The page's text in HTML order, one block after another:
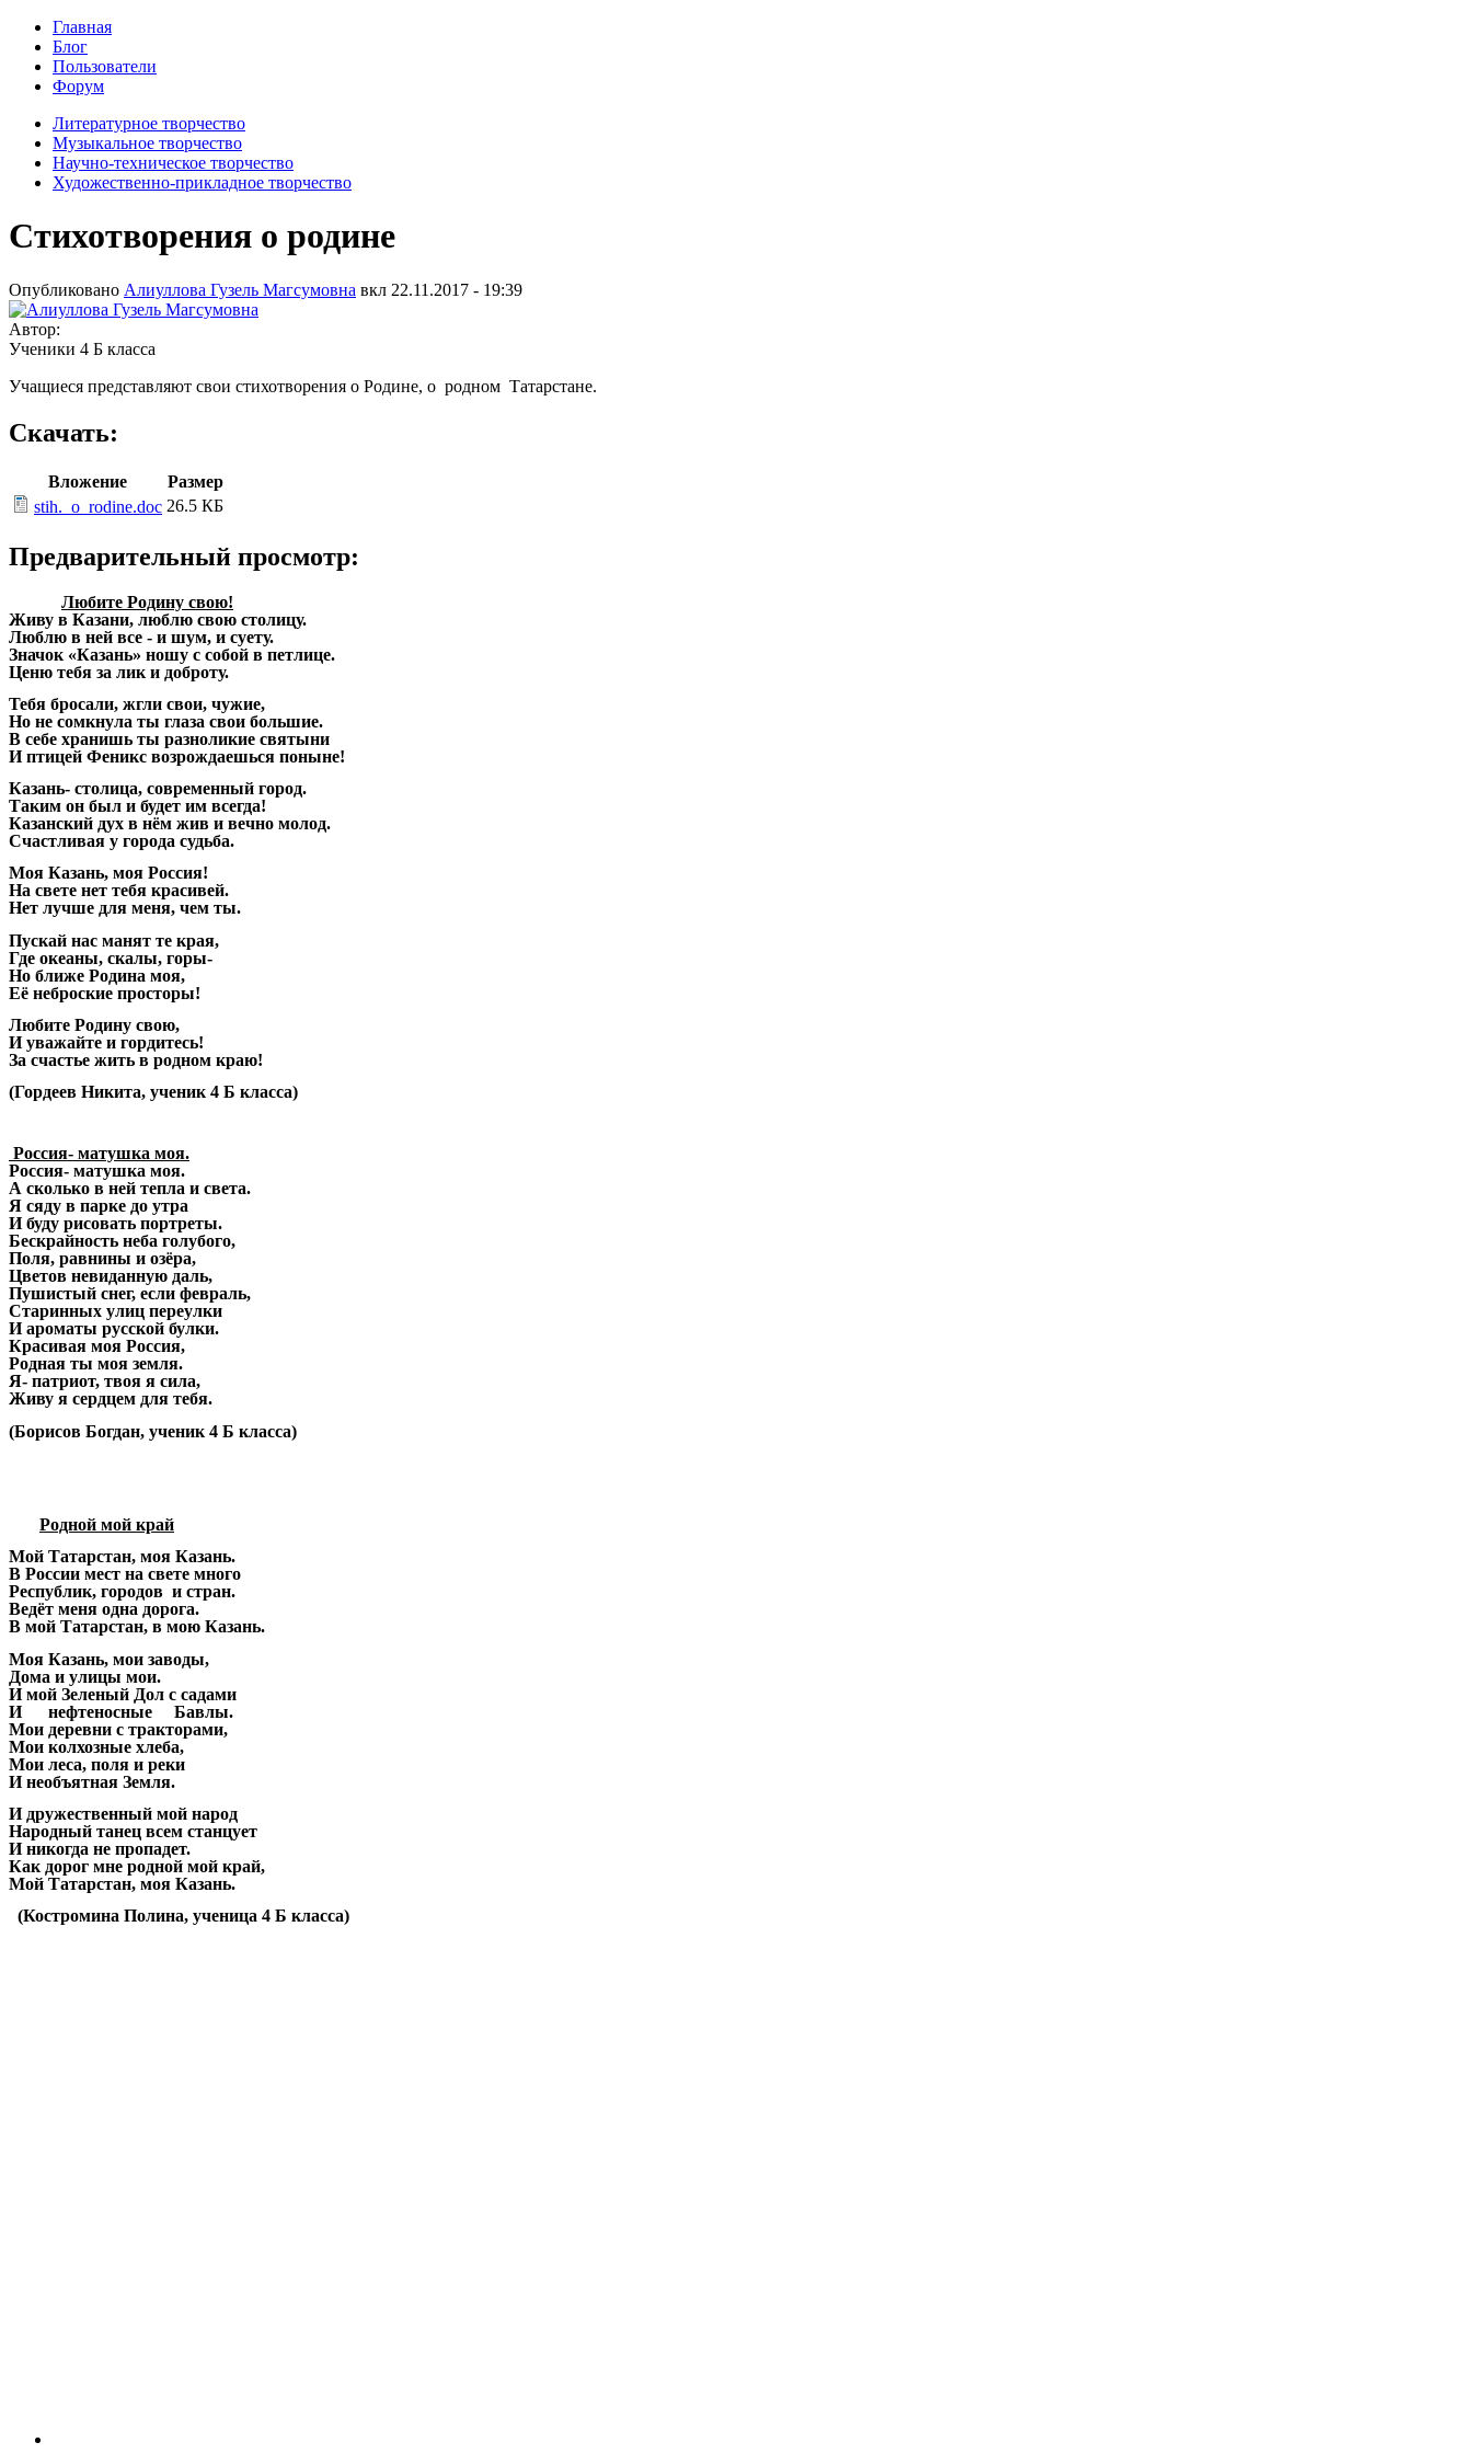
Главная
Блог
Пользователи
Форум
Литературное творчество
Музыкальное творчество
Научно-техническое творчество
Художественно-прикладное творчество
Стихотворения о родине
Опубликовано Алиуллова Гузель Магсумовна вкл 22.11.2017 - 19:39
Автор:
Ученики 4 Б класса
Учащиеся представляют свои стихотворения о Родине, о родном Татарстане.
Скачать:
Вложение
Размер
stih._o_rodine.doc 26.5 КБ
Предварительный просмотр:
Любите Родину свою!
Живу в Казани, люблю свою столицу.
Люблю в ней все - и шум, и суету.
Значок «Казань» ношу с собой в петлице.
Ценю тебя за лик и доброту.
Тебя бросали, жгли свои, чужие,
Но не сомкнула ты глаза свои большие.
В себе хранишь ты разноликие святыни
И птицей Феникс возрождаешься поныне!
Казань- столица, современный город.
Таким он был и будет им всегда!
Казанский дух в нём жив и вечно молод.
Счастливая у города судьба.
Моя Казань, моя Россия!
На свете нет тебя красивей.
Нет лучше для меня, чем ты.
Пускай нас манят те края,
Где океаны, скалы, горы-
Но ближе Родина моя,
Её неброские просторы!
Любите Родину свою,
И уважайте и гордитесь!
За счастье жить в родном краю!
(Гордеев Никита, ученик 4 Б класса)
Россия- матушка моя.
Россия- матушка моя.
А сколько в ней тепла и света.
Я сяду в парке до утра
И буду рисовать портреты.
Бескрайность неба голубого,
Поля, равнины и озёра,
Цветов невиданную даль,
Пушистый снег, если февраль,
Старинных улиц переулки
И ароматы русской булки.
Красивая моя Россия,
Родная ты моя земля.
Я- патриот, твоя я сила,
Живу я сердцем для тебя.
(Борисов Богдан, ученик 4 Б класса)
Родной мой край
Мой Татарстан, моя Казань.
В России мест на свете много
Республик, городов и стран.
Ведёт меня одна дорога.
В мой Татарстан, в мою Казань.
Моя Казань, мои заводы,
Дома и улицы мои.
И мой Зеленый Дол с садами
И нефтеносные Бавлы.
Мои деревни с тракторами,
Мои колхозные хлеба,
Мои леса, поля и реки
И необъятная Земля.
И дружественный мой народ
Народный танец всем станцует
И никогда не пропадет.
Как дорог мне родной мой край,
Мой Татарстан, моя Казань.
(Костромина Полина, ученица 4 Б класса)